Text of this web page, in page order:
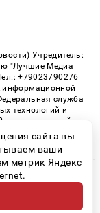
Учредитель:
"Лучшие Медиа
+79023790276
информационной
служба
технологий и
сайта вы
ваши
метрик Яндекс